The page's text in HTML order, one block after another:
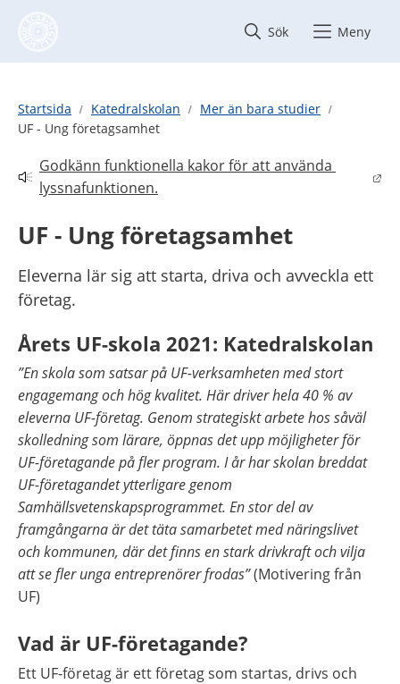
Hoppa till innehåll
Sök
Meny
Startsida Katedralskolan
Mer än bara studier
UF - Ung företagsamhet
Godkänn funktionella kakor för att använda
lyssnafunktionen.
Länk till annan webbplats.
UF - Ung företagsamhet
Eleverna lär sig att starta, driva och avveckla ett
företag.
Årets UF-skola 2021: Katedralskolan
”En skola som satsar på UF-verksamheten med stort
engagemang och hög kvalitet. Här driver hela 40 % av
eleverna UF-företag. Genom strategiskt arbete hos såväl
skolledning som lärare, öppnas det upp möjligheter för
UF-företagande på fler program. I år har skolan breddat
UF-företagandet ytterligare genom
Samhällsvetenskapsprogrammet. En stor del av
framgångarna är det täta samarbetet med näringslivet
och kommunen, där det finns en stark drivkraft och vilja
att se fler unga entreprenörer frodas” (Motivering från
UF)
Vad är UF-företagande?
Ett UF-företag är ett företag som startas, drivs och